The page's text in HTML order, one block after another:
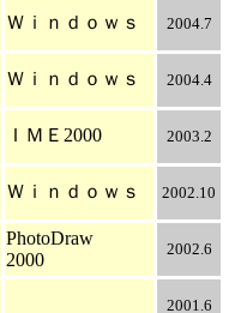
Ｗｉｎｄｏｗｓ 2004.7
Ｗｉｎｄｏｗｓ 2004.4
ＩＭＥ2000 2003.2
Ｗｉｎｄｏｗｓ 2002.10
PhotoDraw
2000
2002.6
2001.6